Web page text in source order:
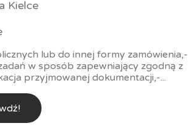
Kielce
lub do innej formy zamówienia,-
w sposób zapewniający zgodną z
przyjmowanej dokumentacji,-...